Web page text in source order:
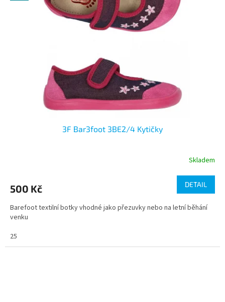
3F Bar3foot 3BE2/4 Kytičky
Skladem
500 Kč DETAIL
Barefoot textilní botky vhodné jako přezuvky nebo na letní běhání
venku
25